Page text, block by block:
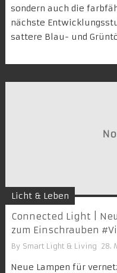
sondern auch die
nächste
sattere Blau- und
Licht & Leben
Connected Light |
zum Einschrauben
By Smart Light & Living 28.
Neue Lampen für